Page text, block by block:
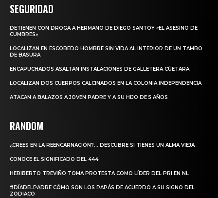
SEGURIDAD
DETIENEN CON DROGA A HERMANO DE DIEGO SANTOY «EL ASESINO DE
CUMBRES»
LOCALIZAN EN ESCOBEDO HOMBRE SIN VIDA AL INTERIOR DE UN TAMBO
DE BASURA
ENCAPUCHADOS ASALTAN INSTALACIONES DE GALLETERA CÚETARA
LOCALIZAN DOS CUERPOS CALCINADOS EN LA COLONIA INDEPENDENCIA
ATACAN A BALAZOS A JOVEN PADRE Y A SU HIJO DE 5 AÑOS
RANDOM
¿CREES EN LA REENCARNACIÓN?… DESCUBRE SI TIENES UN ALMA VIEJA
CONOCE EL SIGNIFICADO DEL 444
HERIBERTO TREVIÑO TOMA PROTESTA COMO LÍDER DEL PRI EN NL
#DÍADELPADRE CÓMO SON LOS PAPÁS DE ACUERDO A SU SIGNO DEL
ZODIACO